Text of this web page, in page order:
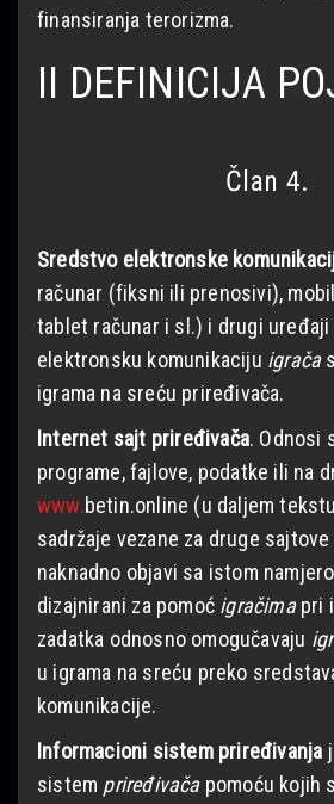
finansiranja terorizma.
II DEFINICIJA
Član 4.
Sredstvo elektronske
računar (fiksni ili prenosivi),
tablet računar i sl.) i drugi uređaji
elektronsku komunikaciju igrača
igrama na sreću priređivača.
Internet sajt priređivača. Odnosi
programe, fajlove, podatke ili na
www.betin.online (u daljem tekstu
sadržaje vezane za druge sajtove
naknadno objavi sa istom
dizajnirani za pomoć igračimapri
zadatka odnosno omogučavaju
u igrama na sreću preko
komunikacije.
Informacioni sistem priređivanja
sistem priređivačapomoću kojih